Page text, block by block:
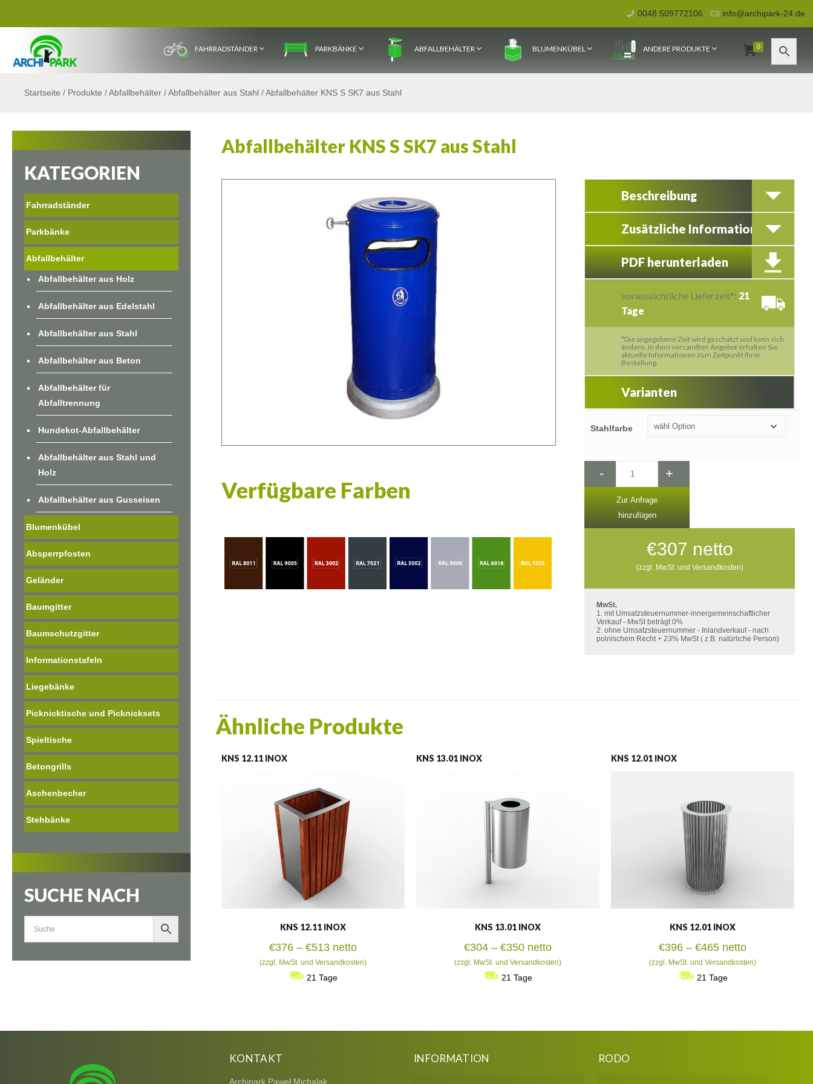
0048 509772106 info@archipark-24.de
FAHRRADSTÄNDER PARKBÄNKE ABFALLBEHÄLTER BLUMENKÜBEL ANDERE PRODUKTE 0
Startseite / Produkte /Abfallbehälter /Abfallbehälter aus Stahl /Abfallbehälter KNS S SK7 aus Stahl
Abfallbehälter KNS S SK7 aus Stahl
Verfügbare Farben
Beschreibung
Zusätzliche Information
PDF herunterladen
voraussichtliche Lieferzeit*: 21
Tage
*Die angegebene Zeit wird geschätzt und kann sich
ändern. In dem versandten Angebot erhalten Sie
aktuelle Informationen zum Zeitpunkt Ihrer
Bestellung.
Varianten
Stahlfarbe
- +
Zur Anfrage
hinzufügen
€307 netto
(zzgl. MwSt. und Versandkosten)
MwSt.
1. mit Umsatzsteuernummer-innergemeinschaftlicher
Verkauf - MwSt beträgt 0%
2. ohne Umsatzsteuernummer - Inlandverkauf - nach
polnischem Recht + 23% MwSt ( z.B. natürliche Person)
Ähnliche Produkte
KNS 12.11 INOX
KNS 12.11 INOX
€376 – €513Preisspanne:
€376
bis
netto
(zzgl. MwSt. und Versandkosten)
21 Tage
KNS 13.01 INOX
KNS 13.01 INOX
€304 – €350Preisspanne:
€304
bis
netto
(zzgl. MwSt. und Versandkosten)
21 Tage
KNS 12.01 INOX
KNS 12.01 INOX
€396 –€465Preisspanne:
€396
bis
netto
(zzgl. MwSt. und Versandkosten)
21 Tage
KATEGORIEN
Fahrradständer
Parkbänke
Abfallbehälter
Abfallbehälter aus Holz
Abfallbehälter aus Edelstahl
Abfallbehälter aus Stahl
Abfallbehälter aus Beton
Abfallbehälter für
Abfalltrennung
Hundekot-Abfallbehälter
Abfallbehälter aus Stahl und
Holz
Abfallbehälter aus Gusseisen
Blumenkübel
Absperrpfosten
Geländer
Baumgitter
Baumschutzgitter
Informationstafeln
Liegebänke
Picknicktische und Picknicksets
Spieltische
Betongrills
Aschenbecher
Stehbänke
SUCHE NACH
KONTAKT
Archipark Paweł Michalak
INFORMATION RODO